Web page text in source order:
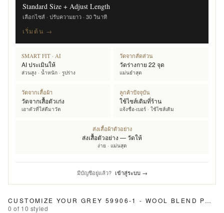
Standard Size + Adjust Length
เลือกไซส์ · ปรับความยาว · 30 วินาที
เริ่มต้น →
SMART FIT · AI
AI ประเมินให้
ส่วนสูง · น้ำหนัก · รูปร่าง
วัดจากสัดส่วน
วัดร่างกาย 22 จุด
แม่นยำสุด
วัดจากเสื้อผ้า
วัดจากเสื้อตัวเก่ง
เอาตัวที่ใส่ดีมาวัด
ลูกค้าปัจจุบัน
ใช้ไซส์เดิมที่ร้าน
แจ้งชื่อ-เบอร์ · ใช้ไซส์เดิม
ส่งเสื้อผ้าตัวอย่าง
ส่งเสื้อตัวอย่าง — วัดให้
ง่าย · แม่นสุด
มีบัญชีอยู่แล้ว? เข้าสู่ระบบ →
CUSTOMIZE YOUR GREY 59906-1 - WOOL BLEND PANTS
0 of 10 styled